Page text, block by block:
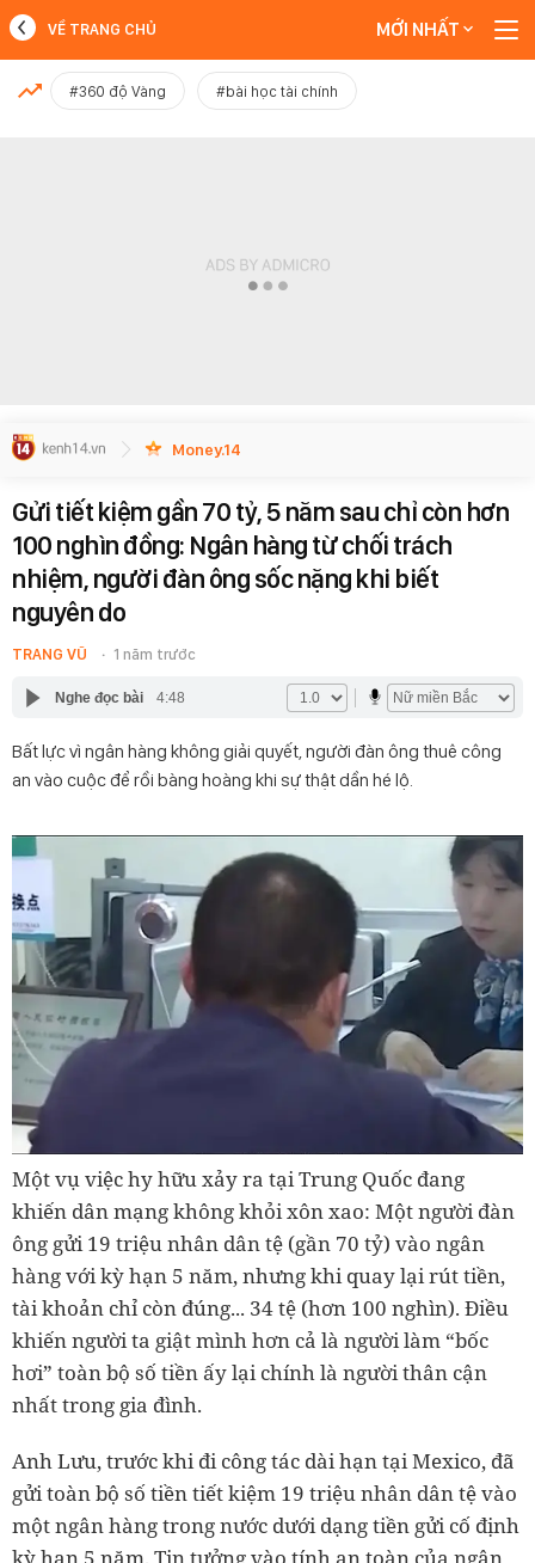
MỚI NHẤT
VỀ TRANG CHỦ MỚI NHẤT
#360 độ Vàng #bài học tài chính
Money.14
Gửi tiết kiệm gần 70 tỷ, 5 năm sau chỉ còn hơn
100 nghìn đồng: Ngân hàng từ chối trách
nhiệm, người đàn ông sốc nặng khi biết
nguyên do
TRANG VŨ 1 năm trước
Nghe đọc bài 4:48
Bất lực vì ngân hàng không giải quyết, người đàn ông thuê công
an vào cuộc để rồi bàng hoàng khi sự thật dần hé lộ.
Một vụ việc hy hữu xảy ra tại Trung Quốc đang
khiến dân mạng không khỏi xôn xao: Một người đàn
ông gửi 19 triệu nhân dân tệ (gần 70 tỷ) vào ngân
hàng với kỳ hạn 5 năm, nhưng khi quay lại rút tiền,
tài khoản chỉ còn đúng... 34 tệ (hơn 100 nghìn). Điều
khiến người ta giật mình hơn cả là người làm “bốc
hơi” toàn bộ số tiền ấy lại chính là người thân cận
nhất trong gia đình.
Anh Lưu, trước khi đi công tác dài hạn tại Mexico, đã
gửi toàn bộ số tiền tiết kiệm 19 triệu nhân dân tệ vào
một ngân hàng trong nước dưới dạng tiền gửi cố định